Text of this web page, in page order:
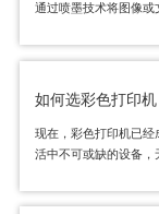
通过喷墨技术将图像或
题。到底是什么原因
如何选彩色打印机
现在，彩色打印机已经
活中不可或缺的设备，
面上的彩色打印机种